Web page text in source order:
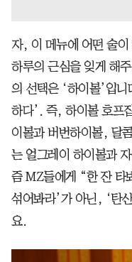
자, 이 메뉴에 어떤 술
하루의 근심을 잊게 해
의 선택은 ‘하이볼’입
하다’. 즉, 하이볼 호프
이볼과 버번하이볼, 달
는 얼그레이 하이볼과
즘 MZ들에게 “한 잔 타
섞어봐라’가 아닌, ‘탄
요.